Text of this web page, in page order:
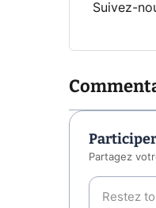
Suivez-
Partagez